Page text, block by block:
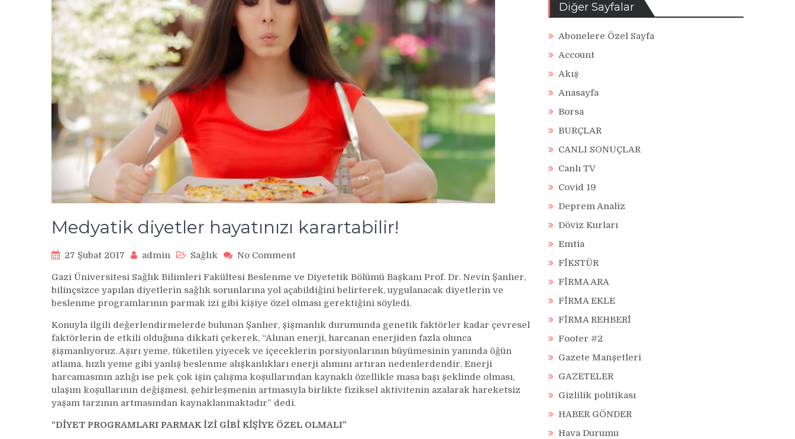
Medyatik diyetler hayatınızı karartabilir!
27 Şubat 2017 admin Sağlık No Commenton
diyetler
hayatınızı
karartabilir!
Gazi Üniversitesi Sağlık Bilimleri Fakültesi Beslenme ve Diyetetik Bölümü Başkanı Prof. Dr. Nevin Şanlıer,
bilinçsizce yapılan diyetlerin sağlık sorunlarına yol açabildiğini belirterek, uygulanacak diyetlerin ve
beslenme programlarının parmak izi gibi kişiye özel olması gerektiğini söyledi.
Konuyla ilgili değerlendirmelerde bulunan Şanlıer, şişmanlık durumunda genetik faktörler kadar çevresel
faktörlerin de etkili olduğuna dikkati çekerek, “Alınan enerji, harcanan enerjiden fazla olunca
şişmanlıyoruz. Aşırı yeme, tüketilen yiyecek ve içeceklerin porsiyonlarının büyümesinin yanında öğün
atlama, hızlı yeme gibi yanlış beslenme alışkanlıkları enerji alımını artıran nedenlerdendir. Enerji
harcamasının azlığı ise pek çok işin çalışma koşullarından kaynaklı özellikle masa başı şeklinde olması,
ulaşım koşullarının değişmesi, şehirleşmenin artmasıyla birlikte fiziksel aktivitenin azalarak hareketsiz
yaşam tarzının artmasından kaynaklanmaktadır” dedi.
“DİYET PROGRAMLARI PARMAK İZİ GİBİ KİŞİYE ÖZEL OLMALI”
Diğer Sayfalar
Abonelere Özel Sayfa
Account
Akış
Anasayfa
Borsa
BURÇLAR
CANLI SONUÇLAR
Canlı TV
Covid 19
Deprem Analiz
Döviz Kurları
Emtia
FİKSTÜR
FİRMA ARA
FİRMA EKLE
FİRMA REHBERİ
Footer #2
Gazete Manşetleri
GAZETELER
Gizlilik politikası
HABER GÖNDER
Hava Durumu